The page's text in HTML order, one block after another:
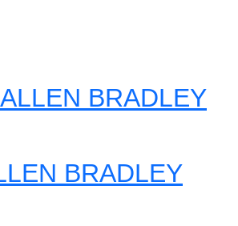
BRADLEY
BRADLEY